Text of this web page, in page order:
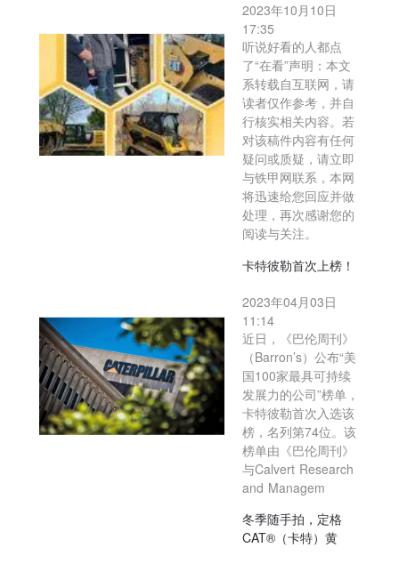
2023年10月10日
17:35
听说好看的人都点
了“在看”声明：本文
系转载自互联网，请
读者仅作参考，并自
行核实相关内容。若
对该稿件内容有任何
疑问或质疑，请立即
与铁甲网联系，本网
将迅速给您回应并做
处理，再次感谢您的
阅读与关注。
卡特彼勒首次上榜！
2023年04月03日
11:14
近日，《巴伦周刊》
（Barron’s）公布“美
国100家最具可持续
发展力的公司”榜单，
卡特彼勒首次入选该
榜，名列第74位。该
榜单由《巴伦周刊》
与Calvert Research
and Managem
冬季随手拍，定格
CAT®（卡特）黄